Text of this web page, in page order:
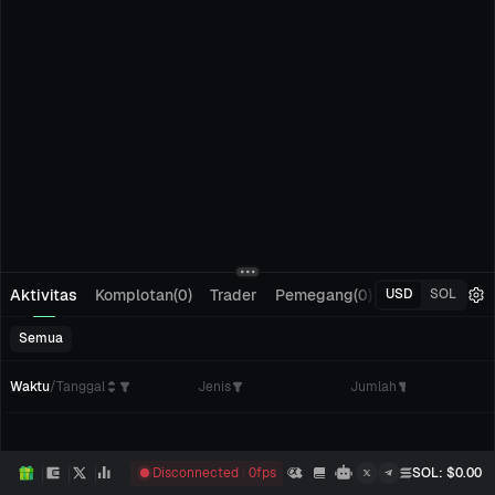
Aktivitas Komplotan(0) Trader Pemegang(0) Pelacakan(0)
USD SOL
Semua
Waktu/Tanggal Jenis Jumlah
Disconnected 0fps SOL: $0.00